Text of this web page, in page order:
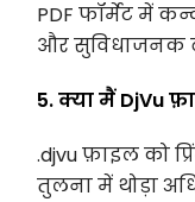
PDF फॉर्मेट में
और सुविधाजनक
5. क्या मैं DjVu
.djvu फ़ाइल को
तुलना में थोड़ा